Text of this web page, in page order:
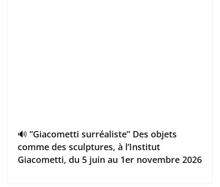
🔊 “Giacometti surréaliste” Des objets
comme des sculptures, à l’Institut
Giacometti, du 5 juin au 1er novembre 2026